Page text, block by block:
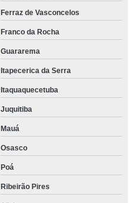
Ferraz de Vasconcelos
Franco da Rocha
Guararema
Itapecerica da Serra
Itaquaquecetuba
Juquitiba
Mauá
Osasco
Poá
Ribeirão Pires